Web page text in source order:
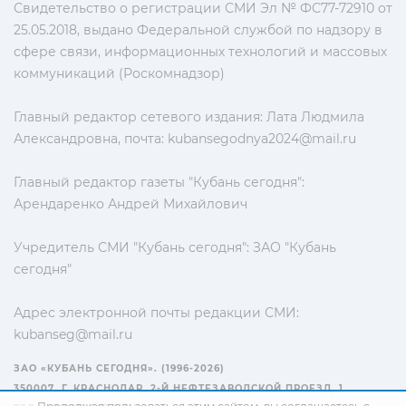
Свидетельство о регистрации СМИ Эл № ФС77-72910 от
25.05.2018, выдано Федеральной службой по надзору в
сфере связи, информационных технологий и массовых
коммуникаций (Роскомнадзор)
Главный редактор сетевого издания: Лата Людмила
Александровна, почта: kubansegodnya2024@mail.ru
Главный редактор газеты "Кубань сегодня":
Арендаренко Андрей Михайлович
Учредитель СМИ "Кубань сегодня": ЗАО "Кубань
сегодня"
Адрес электронной почты редакции СМИ:
kubanseg@mail.ru
ЗАО «КУБАНЬ СЕГОДНЯ». (1996-2026)
350007, Г. КРАСНОДАР, 2-Й НЕФТЕЗАВОДСКОЙ ПРОЕЗД, 1